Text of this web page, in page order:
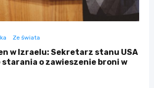
Ze świata
w Izraelu: Sekretarz stanu USA
o zawieszenie broni w